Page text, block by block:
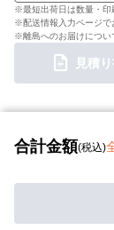
※最短出荷日は数量・印
※配送情報入力ページで
※離島へのお届けについ
見積
合計金額(税込)